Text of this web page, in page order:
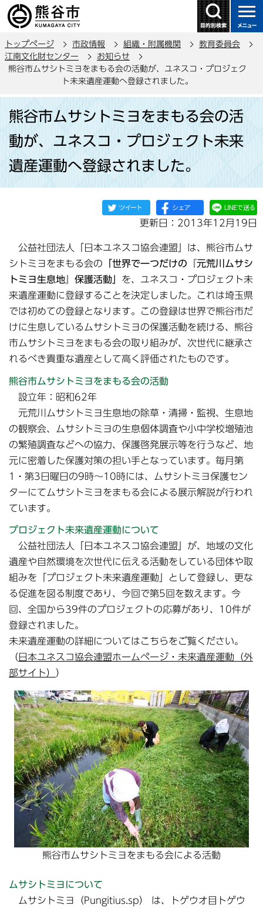
の
ー
ジ
先
トップページ 市政情報 組織・附属機関
教育委員会
江南文化財センター
お知らせ
熊谷市ムサシトミヨをまもる会の活動が、ユネスコ・プロジェク
ト未来遺産運動へ登録されました。
熊谷市ムサシトミヨをまもる会の活
動が、ユネスコ・プロジェクト未来
遺産運動へ登録されました。
更新日：2013年12月19日
公益社団法人「日本ユネスコ協会連盟」は、熊谷市ムサ
シトミヨをまもる会の 「世界で一つだけの『元荒川ムサシ
トミヨ生息地』保護活動」 を、ユネスコ・プロジェクト未
来遺産運動に登録することを決定しました。これは埼玉県
では初めての登録となります。この登録は世界で熊谷市だ
けに生息しているムサシトミヨの保護活動を続ける、熊谷
市ムサシトミヨをまもる会の取り組みが、次世代に継承さ
れるべき貴重な遺産として高く評価されたものです。
熊谷市ムサシトミヨをまもる会の活動
設立年：昭和62年
元荒川ムサシトミヨ生息地の除草・清掃・監視、生息地
の観察会、ムサシトミヨの生息個体調査や小中学校増殖池
の繁殖調査などへの協力、保護啓発展示等を行うなど、地
元に密着した保護対策の担い手となっています。毎月第
1・第3日曜日の9時～10時には、ムサシトミヨ保護セン
ターにてムサシトミヨをまもる会による展示解説が行われ
ています。
プロジェクト未来遺産運動について
公益社団法人「日本ユネスコ協会連盟」が、地域の文化
遺産や自然環境を次世代に伝える活動をしている団体や取
組みを「プロジェクト未来遺産運動」として登録し、更な
る促進を図る制度であり、今回で第5回を数えます。今
回、全国から39件のプロジェクトの応募があり、10件が
登録されました。
未来遺産運動の詳細についてはこちらをご覧ください。
（ 日本ユネスコ協会連盟ホームページ・未来遺産運動（外
部サイト） ）
熊谷市ムサシトミヨをまもる会による活動
ムサシトミヨについて
ムサシトミヨ（Pungitius.sp） は、トゲウオ目トゲウ